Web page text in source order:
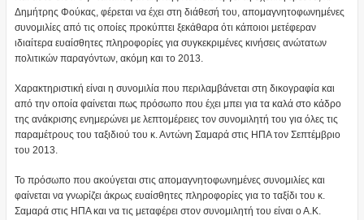
Δημήτρης Φούκας, φέρεται να έχει στη διάθεσή του, απομαγνητοφωνημένες
συνομιλίες από τις οποίες προκύπτει ξεκάθαρα ότι κάποιοι μετέφεραν
ιδιαίτερα ευαίσθητες πληροφορίες για συγκεκριμένες κινήσεις ανώτατων
πολιτικών παραγόντων, ακόμη και το 2013.
Χαρακτηριστική είναι η συνομιλία που περιλαμβάνεται στη δικογραφία και
από την οποία φαίνεται πως πρόσωπο που έχει μπει για τα καλά στο κάδρο
της ανάκρισης ενημερώνει με λεπτομέρειες τον συνομιλητή του για όλες τις
παραμέτρους του ταξιδιού του κ. Αντώνη Σαμαρά στις ΗΠΑ τον Σεπτέμβριο
του 2013.
Το πρόσωπο που ακούγεται στις απομαγνητοφωνημένες συνομιλίες και
φαίνεται να γνωρίζει άκρως ευαίσθητες πληροφορίες για το ταξίδι του κ.
Σαμαρά στις ΗΠΑ και να τις μεταφέρει στον συνομιλητή του είναι ο Α.Κ.